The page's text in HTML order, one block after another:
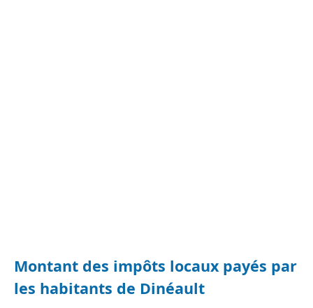
Montant des impôts locaux payés par
les habitants de Dinéault